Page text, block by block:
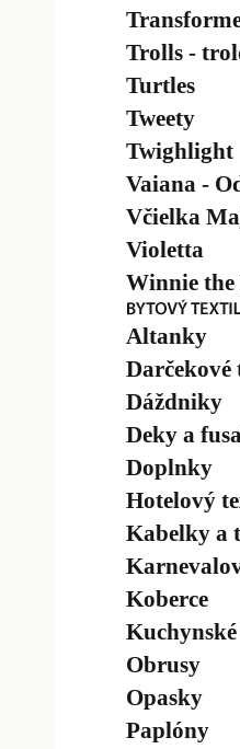
Trolls -
Turtles
Tweety
Twighlight
Vaiana -
Včielka
Violetta
Winnie the
Altanky
Dáždniky
Deky a
Doplnky
Hotelový
Kabelky a
Koberce
Obrusy
Opasky
Paplóny